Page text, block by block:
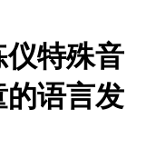
特殊音
语言发